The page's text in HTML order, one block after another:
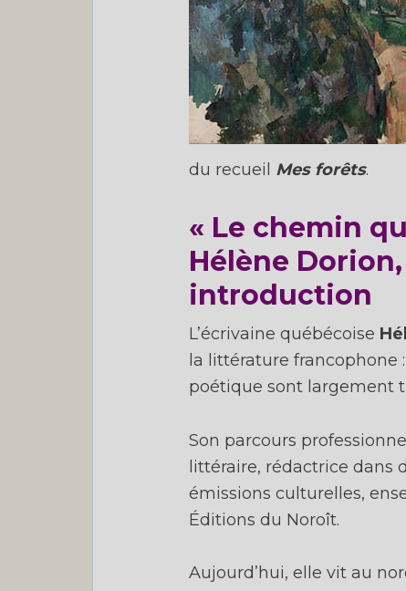
du recueil Mes forêts.
« Le chemin
Hélène Dorion,
introduction
L’écrivaine québécoise
la littérature francophone
poétique sont largement
Son parcours
littéraire, rédactrice dans
émissions culturelles,
Éditions du Noroît.
Aujourd’hui, elle vit au